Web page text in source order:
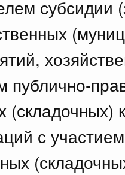
субсидии
публично-
(складочных)
с